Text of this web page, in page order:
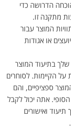
הדרושה כדי
מתקנה זו.
המוצר עבור
או אגודות
בתיעוד המוצר
הקיימות. לסוחרים
ספציפיים, והם
אתה יכול לקבל
ואישורים